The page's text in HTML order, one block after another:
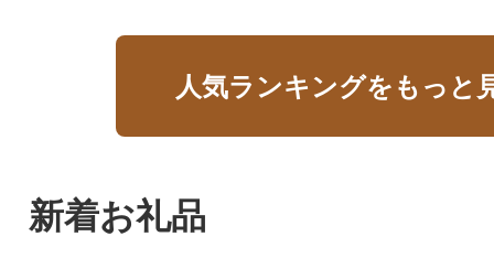
人気ランキングをもっと
新着お礼品